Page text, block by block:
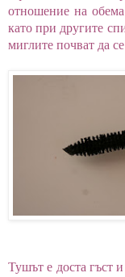
отношение на
като при другите
миглите почват да
Тушът е доста гъст